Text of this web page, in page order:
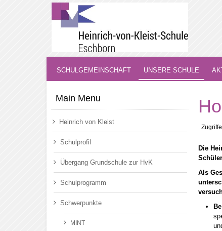
SCHULGEMEINSCHAFT UNSERE SCHULE
Main Menu
Heinrich von Kleist
Schulprofil
Übergang Grundschule zur HvK
Schulprogramm
Schwerpunkte
MINT
Die
Als